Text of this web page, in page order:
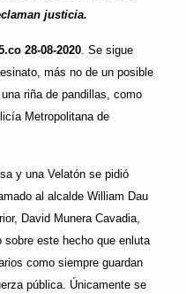
justicia.
28-08-2020. Se sigue
más no de un posible
riña de pandillas, como
Metropolitana de
y una Velatón se pidió
al alcalde William Dau
David Munera Cavadia,
este hecho que enluta
como siempre guardan
pública. Únicamente se